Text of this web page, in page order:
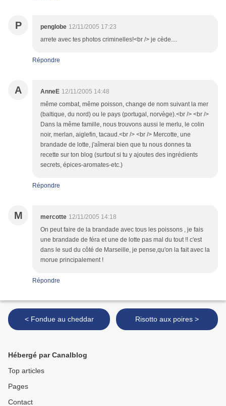
P penglobe 12/11/2005 17:23
arrete avec tes photos criminelles!<br /> je cède....
Répondre
A AnneE 12/11/2005 14:48
même combat, même poisson, change de nom suivant la mer
(baltique, du nord) ou le pays (portugal, norvège).<br /> <br />
Dans la même famille, nous trouvons aussi le merlu, le colin
noir, merlan, aiglefin, tacaud.<br /> <br /> Mercotte, une
brandade de lotte, j'aîmerai bien que tu nous donnes ta
recette sur ton blog (surtout si tu y ajoutes des ingrédients
secrets, épices-aromates-etc.)
Répondre
M mercotte 12/11/2005 14:18
On peut faire de la brandade avec tous les poissons , je fais
une brandade de féra et une de lotte pas mal du tout !! c'est
dans le sud du côté de Marseille, je pense,qu'on la fait avec la
morue principalement !
Répondre
< Fondue au cheddar Risotto aux poires >
Hébergé par Canalblog
Top articles
Pages
Contact